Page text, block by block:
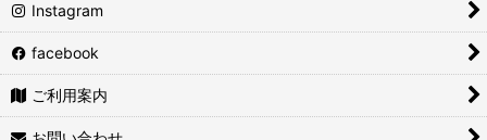
Instagram
facebook
ご利用案内